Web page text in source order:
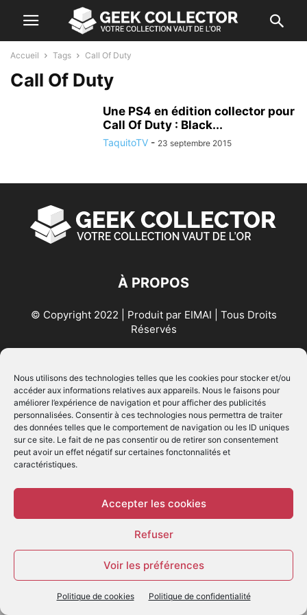
Nous utilisons des technologies telles que les cookies pour stocker et/ou
accéder aux informations relatives aux appareils. Nous le faisons pour
améliorer l’expérience de navigation et pour afficher des publicités
personnalisées. Consentir à ces technologies nous permettra de traiter
des données telles que le comportement de navigation ou les ID uniques
sur ce site. Le fait de ne pas consentir ou de retirer son consentement
peut avoir un effet négatif sur certaines fonctonnalités et
caractéristiques.
Accepter les cookies
Refuser
Voir les préférences
Politique de cookies Politique de confidentialité
Accueil Tags Call Of Duty
Call Of Duty
Une PS4 en édition collector pour
Call Of Duty : Black...
TaquitoTV - 23 septembre 2015
À PROPOS
© Copyright 2022 | Produit par EIMAI | Tous Droits
Réservés
SUIVEZ NOUS